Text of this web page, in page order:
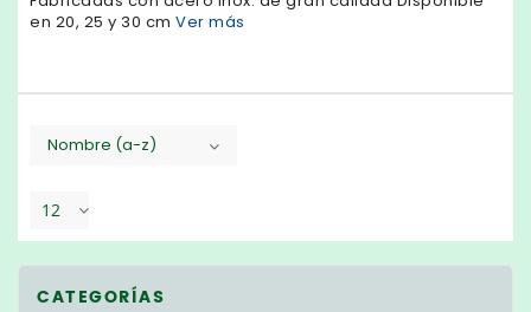
en 20, 25 y 30 cm Ver más
Nombre (a-z)
12
CATEGORÍAS